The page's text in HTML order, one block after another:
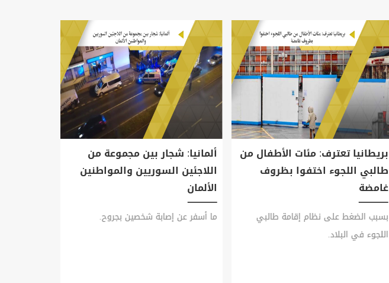
بريطانيا تعترف: مئات الأطفال من
طالبي اللجوء اختفوا بظروف
غامضة
بسبب الضغط على نظام إقامة طالبي
اللجوء في البلاد.
ألمانيا: شجار بين مجموعة من
اللاجئين السوريين والمواطنين
الألمان
ما أسفر عن إصابة شخصين بجروح.